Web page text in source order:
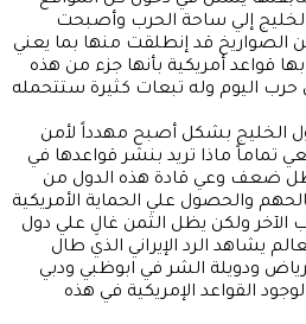
إلي ساحة الحرب وأصبحت
الصواريخ قد إنطلقت منها بما يعني
بها قواعد أمريكية بأنها جزء من هذه
اليوم وله تبعات كثيرة ستتحمله
الخليج بشكل أصبح مهدداً لأمن
تماماً ماذا تريد بنشر قواعدها في
ضعف وعي قادة هذه الدول من
والحصول علي الحماية الأمريكية
ولكن يظل الثمن غالِ علي دول
يشاهد الرد الإيراني الذي طال
ودويلة الشر في ابوظبي ودبي
القواعد الإمريكية في هذه